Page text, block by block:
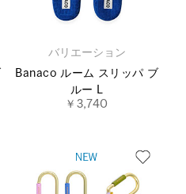
バリエーション
Banaco ルーム スリッパ ブ
ルー L
￥3,740